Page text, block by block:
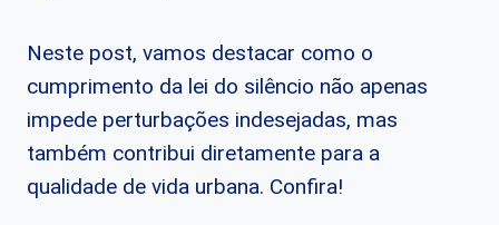
Neste post, vamos destacar como o
cumprimento da lei do silêncio não apenas
impede perturbações indesejadas, mas
também contribui diretamente para a
qualidade de vida urbana. Confira!